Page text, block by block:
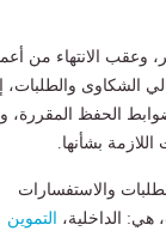
الشهر، وعقب الانتهاء من
ألف شكوى وطلب، بنسبة 83.5% من إجمالي الشكاوى
تم حفظ 33 ألف شكوى، وفقًا لضوابط الحفظ
بشأنها.
الشكاوى والطلبات والاستفسارات
التموين